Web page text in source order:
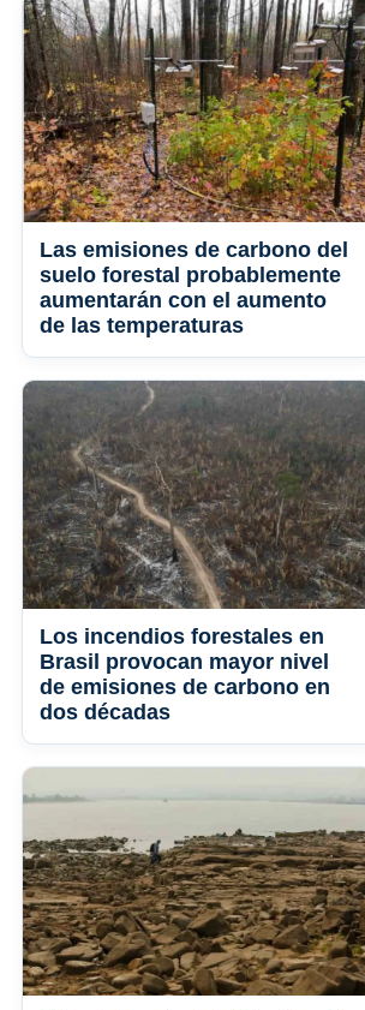
Las emisiones de carbono del
suelo forestal probablemente
aumentarán con el aumento
de las temperaturas
Los incendios forestales en
Brasil provocan mayor nivel
de emisiones de carbono en
dos décadas